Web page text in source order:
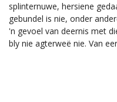
splinternuwe, hersiene
gebundel is nie, onder
'n gevoel van deernis met
bly nie agterweë nie. Van